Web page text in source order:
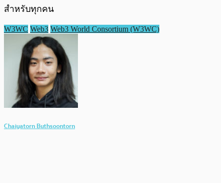
สำหรับทุกคน
W3WC Web3 Web3 World Consortium (W3WC)
Chaiyatorn Buthsoontorn